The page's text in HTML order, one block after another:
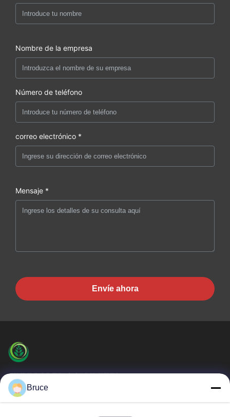
Nombre de la empresa
Número de teléfono
correo electrónico *
Mensaje *
Envíe ahora
JINYI PAPER CO.,LIMITED
El PAPEL de JINYI es uno del fabricante sin carbono más
Bruce